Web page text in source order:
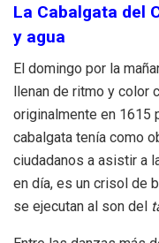
La Cabalgata del
y agua
El domingo por la
llenan de ritmo y color
originalmente en 1615
cabalgata tenía como
ciudadanos a asistir a
en día, es un crisol de
se ejecutan al son del